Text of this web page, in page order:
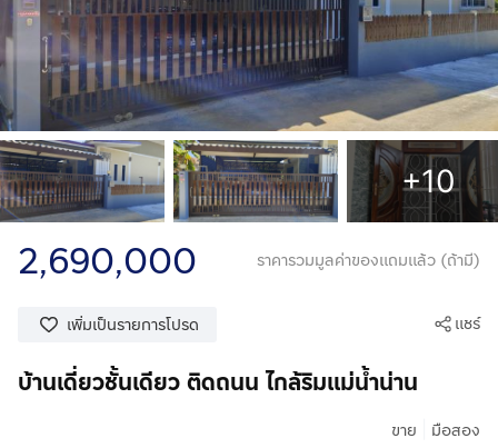
+10
2,690,000 ราคารวมมูลค่าของแถมแล้ว (ถ้ามี)
เพิ่มเป็นรายการโปรด แชร์
บ้านเดี่ยวชั้นเดียว ติดถนน ไกล้ริมแม่น้ำน่าน
ขาย มือสอง